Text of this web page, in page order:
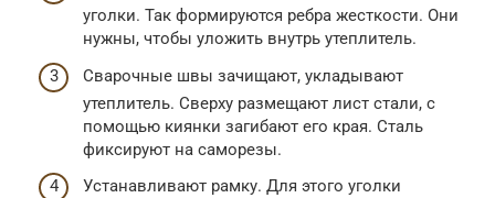
уголки. Так формируются ребра жесткости. Они
нужны, чтобы уложить внутрь утеплитель.
Сварочные швы зачищают, укладывают
утеплитель. Сверху размещают лист стали, с
помощью киянки загибают его края. Сталь
фиксируют на саморезы.
Устанавливают рамку. Для этого уголки